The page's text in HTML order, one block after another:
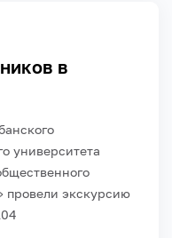
в
университета
провели экскурсию